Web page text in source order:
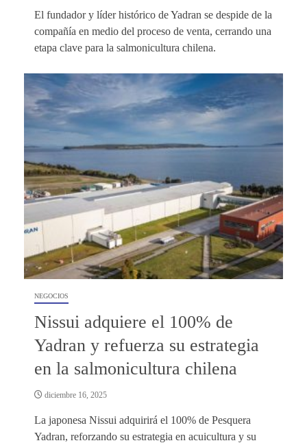
El fundador y líder histórico de Yadran se despide de la
compañía en medio del proceso de venta, cerrando una
etapa clave para la salmonicultura chilena.
NEGOCIOS
Nissui adquiere el 100% de
Yadran y refuerza su estrategia
en la salmonicultura chilena
diciembre 16, 2025
La japonesa Nissui adquirirá el 100% de Pesquera
Yadran, reforzando su estrategia en acuicultura y su